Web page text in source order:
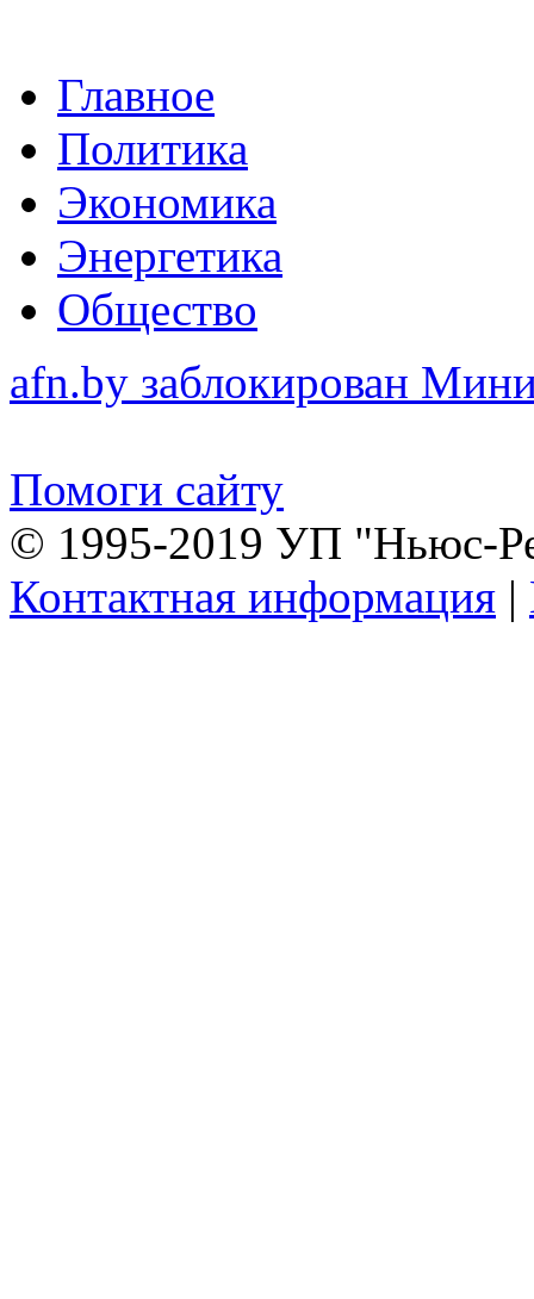
Главное
Политика
Экономика
Энергетика
Общество
afn.by заблокирован
Помоги сайту
© 1995-2019 УП "Ньюс-
Контактная информация |